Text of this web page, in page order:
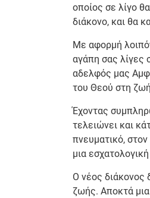
οποίος σε λίγο
διάκονο, και θα
Με αφορμή
αγάπη σας λίγες
αδελφός μας
του Θεού στη
Έχοντας
τελειώνει και
πνευματικό,
μια
Ο νέος διάκονος
ζωής. Αποκτά